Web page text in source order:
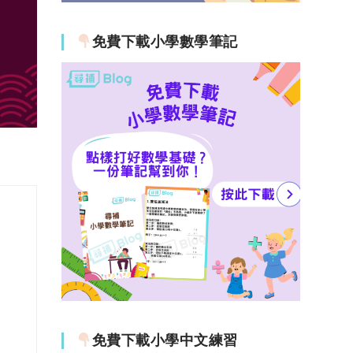
免費下載小學數學筆記
免費下載小學中文練習